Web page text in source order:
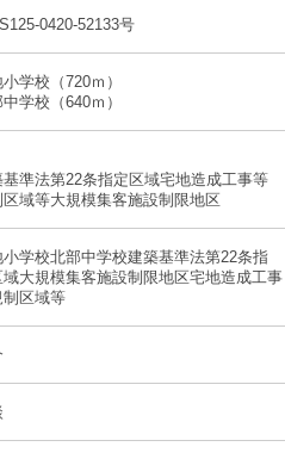
0420-52133号
学校（720ｍ）
学校（640ｍ）
基準法第22条指定区域宅地造成工事等
区域等大規模集客施設制限地区
小学校北部中学校建築基準法第22条指
域大規模集客施設制限地区宅地造成工事
制区域等